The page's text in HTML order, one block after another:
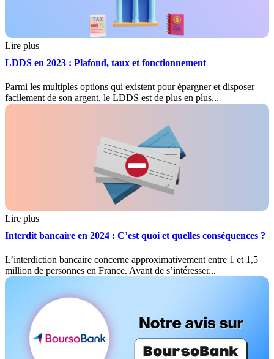
Lire plus
LDDS en 2023 : Plafond, taux et fonctionnement
Parmi les multiples options qui existent pour épargner et disposer
facilement de son argent, le LDDS est de plus en plus...
Lire plus
Interdit bancaire en 2024 : C’est quoi et quelles conséquences ?
L’interdiction bancaire concerne approximativement entre 1 et 1,5
million de personnes en France. Avant de s’intéresser...